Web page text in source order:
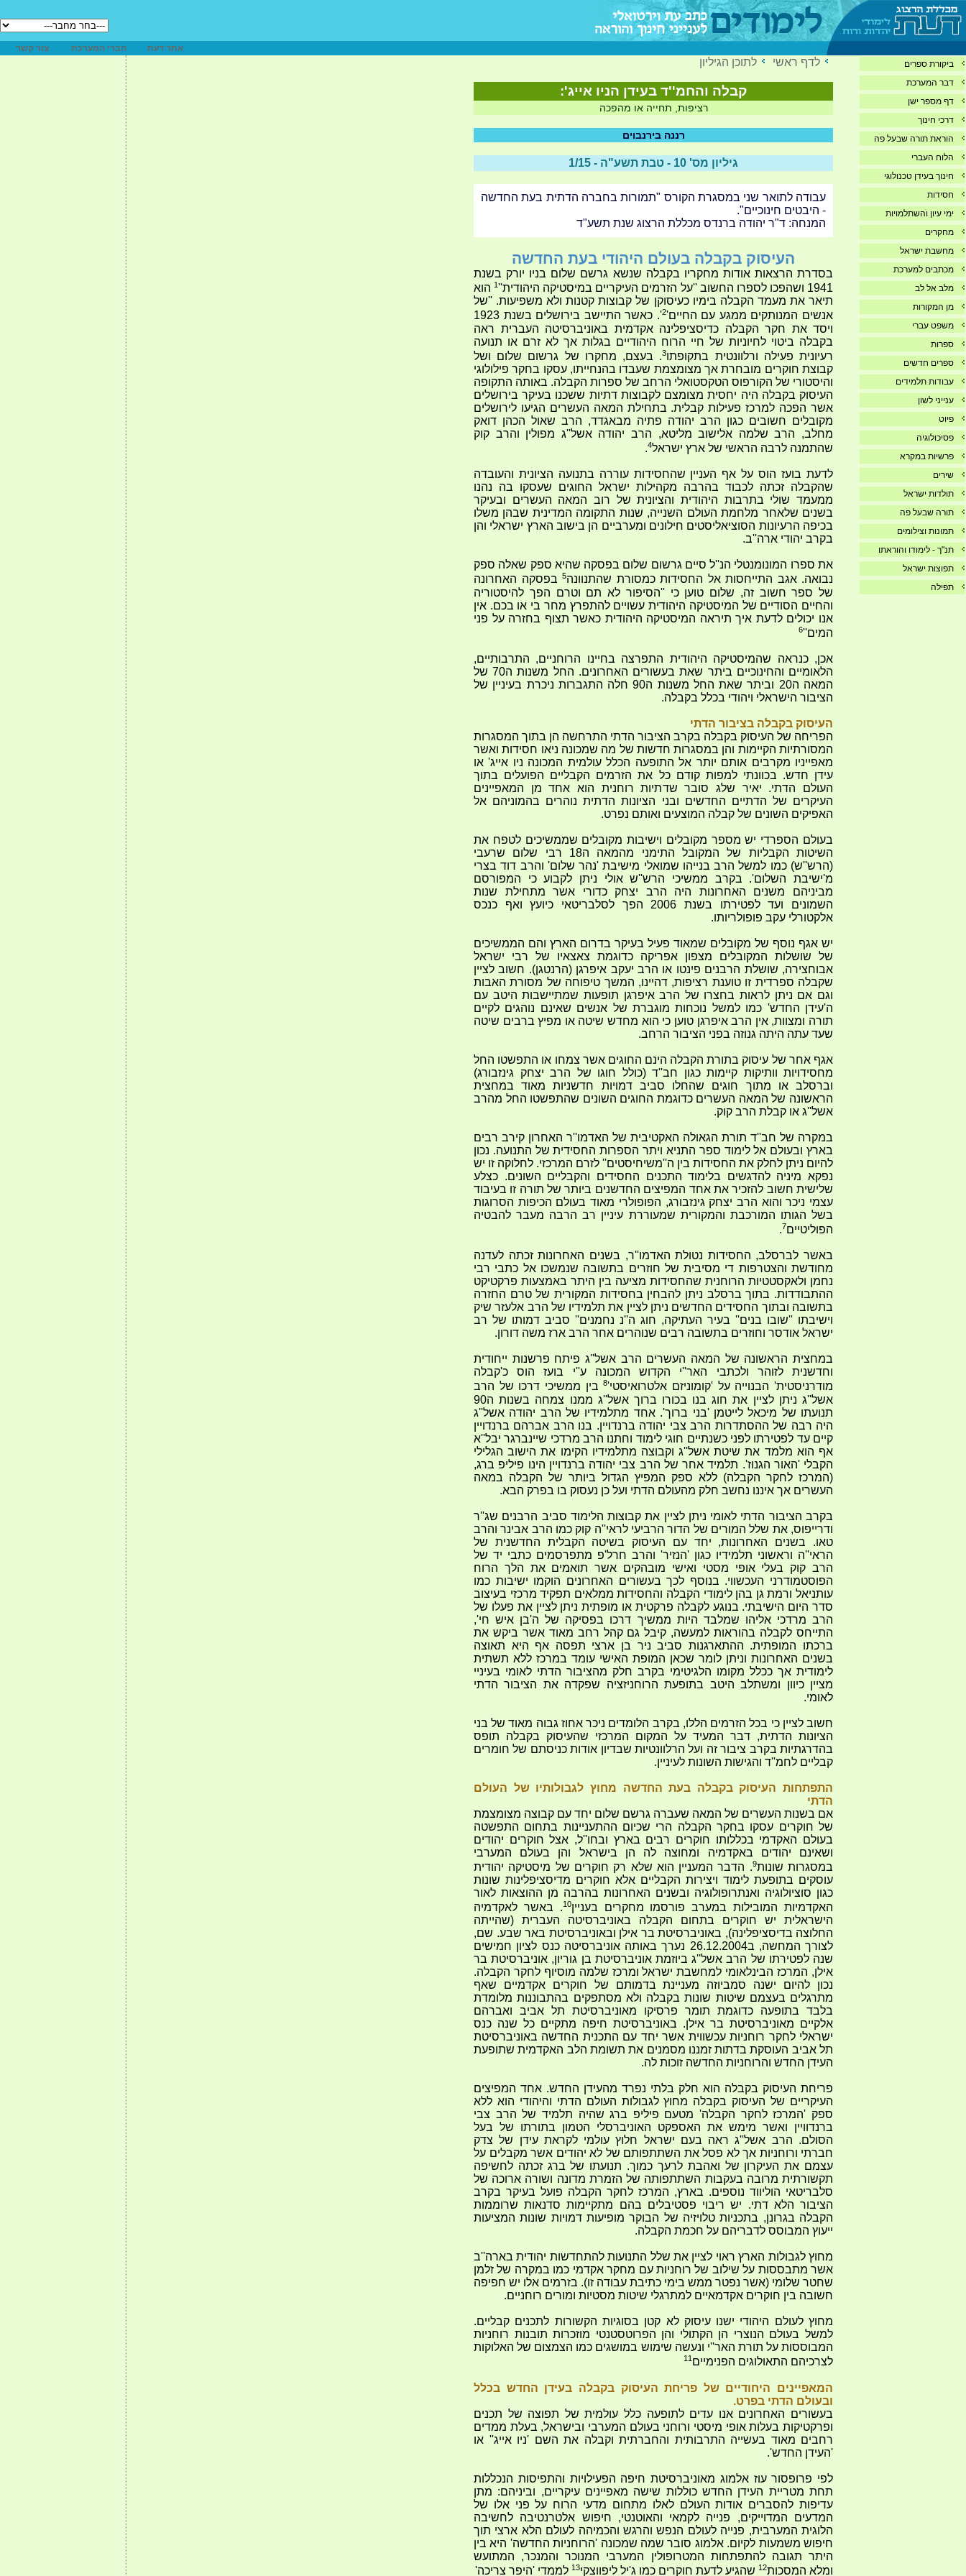
אתר דעת חברי המערכת
צור קשר
ביקורת ספרים
דבר המערכת
דף מספר ישן
דרכי חינוך
הוראת תורה שבעל פה
הלוח העברי
חינוך בעידן טכנולוגי
חסידות
ימי עיון והשתלמויות
מחקרים
מחשבת ישראל
מכתבים למערכת
מלב אל לב
מן המקורות
משפט עברי
ספרות
ספרים חדשים
עבודות תלמידים
ענייני לשון
פיוט
פסיכולוגיה
פרשיות במקרא
שירים
תולדות ישראל
תורה שבעל פה
תמונות וצילומים
תנ"ך - לימודו והוראתו
תפוצות ישראל
תפילה
לדף ראשי לתוכן הגיליון
קבלה והחמ''ד בעידן הניו אייג':
רציפות, תחייה או מהפכה
רננה בירנבוים
גיליון מס' 10 - טבת תשע"ה - 1/15
עבודה לתואר שני במסגרת הקורס "תמורות בחברה הדתית בעת החדשה
- היבטים חינוכיים".
המנחה: ד"ר יהודה ברנדס מכללת הרצוג שנת תשע"ד
העיסוק בקבלה בעולם היהודי בעת החדשה
בסדרת הרצאות אודות מחקריו בקבלה שנשא גרשם שלום בניו יורק בשנת
1941 ושהפכו לספרו החשוב ''על הזרמים העיקריים במיסטיקה היהודית''
1הוא
תיאר את מעמד הקבלה בימיו כעיסוקן של קבוצות קטנות ולא משפיעות. ''של
אנשים המנותקים ממגע עם החיים'2
'. כאשר התיישב בירושלים בשנת 1923
ויסד את חקר הקבלה כדיסציפלינה אקדמית באוניברסיטה העברית ראה
בקבלה ביטוי לחיוניות של חיי הרוח היהודיים בגלות אך לא זרם או תנועה
רעיונית פעילה ורלוונטית בתקופתו3. בעצם, מחקרו של גרשום שלום ושל
קבוצת חוקרים מובחרת אך מצומצמת שעבדו בהנחייתו, עסקו בחקר פילולוגי
והיסטורי של הקורפוס הטקסטואלי הרחב של ספרות הקבלה. באותה התקופה
העיסוק בקבלה היה יחסית מצומצם לקבוצות דתיות ששכנו בעיקר בירושלים
אשר הפכה למרכז פעילות קבלית. בתחילת המאה העשרים הגיעו לירושלים
מקובלים חשובים כגון הרב יהודה פתיה מבאגדד, הרב שאול הכהן דואק
מחלב, הרב שלמה אלישוב מליטא, הרב יהודה אשל''ג מפולין והרב קוק
שהתמנה לרבה הראשי של ארץ ישראל4
.
לדעת בועז הוס על אף העניין שהחסידות עוררה בתנועה הציונית והעובדה
שהקבלה זכתה לכבוד בהרבה מקהילות ישראל החוגים שעסקו בה נהנו
ממעמד שולי בתרבות היהודית והציונית של רוב המאה העשרים ובעיקר
בשנים שלאחר מלחמת העולם השנייה, שנות התקומה המדינית שבהן משלו
בכיפה הרעיונות הסוציאליסטים חילונים ומערביים הן בישוב הארץ ישראלי והן
בקרב יהודי ארה''ב.
את ספרו המונומנטלי הנ''ל סיים גרשום שלום בפסקה שהיא ספק שאלה ספק
נבואה. אגב התייחסות אל החסידות כמסורת שהתנוונה5 בפסקה האחרונה
של ספר חשוב זה, שלום טוען כי ''הסיפור לא תם וטרם הפך להיסטוריה
והחיים הסודיים של המיסטיקה היהודית עשויים להתפרץ מחר בי או בכם. אין
אנו יכולים לדעת איך תיראה המיסטיקה היהודית כאשר תצוף בחזרה על פני
המים''6
אכן, כנראה שהמיסטיקה היהודית התפרצה בחיינו הרוחניים, התרבותיים,
הלאומיים והחינוכיים ביתר שאת בעשורים האחרונים. החל משנות ה70 של
המאה ה20 וביתר שאת החל משנות ה90 חלה התגברות ניכרת בעיניין של
הציבור הישראלי ויהודי בכלל בקבלה.
העיסוק בקבלה בציבור הדתי
הפריחה של העיסוק בקבלה בקרב הציבור הדתי התרחשה הן בתוך המסגרות
המסורתיות הקיימות והן במסגרות חדשות של מה שמכונה ניאו חסידות ואשר
מאפייניו מקרבים אותם יותר אל התופעה הכלל עולמית המכונה ניו אייג' או
עידן חדש. בכוונתי למפות קודם כל את הזרמים הקבליים הפועלים בתוך
העולם הדתי. יאיר שלג סובר שדתיות רוחנית הוא אחד מן המאפיינים
העיקרים של הדתיים החדשים ובני הציונות הדתית נוהרים בהמוניהם אל
האפיקים השונים של קבלה המוצעים ואותם נפרט.
בעולם הספרדי יש מספר מקובלים וישיבות מקובלים שממשיכים לטפח את
השיטות הקבליות של המקובל התימני מהמאה ה18 רבי שלום שרעבי
(הרש''ש) כמו למשל הרב בנייהו שמואלי מישיבת 'נהר שלום' והרב דוד בצרי
מ'ישיבת השלום'. בקרב ממשיכי הרש''ש אולי ניתן לקבוע כי המפורסם
מביניהם משנים האחרונות היה הרב יצחק כדורי אשר מתחילת שנות
השמונים ועד לפטירתו בשנת 2006 הפך לסלבריטאי כיועץ ואף כנכס
אלקטורלי עקב פופולריותו.
יש אגף נוסף של מקובלים שמאוד פעיל בעיקר בדרום הארץ והם הממשיכים
של שושלות המקובלים מצפון אפריקה כדוגמת צאצאיו של רבי ישראל
אבוחצירה, שושלת הרבנים פינטו או הרב יעקב איפרגן (הרנטגן). חשוב לציין
שקבלה ספרדית זו טוענת רציפות, דהיינו, המשך טיפוחה של מסורת האבות
וגם אם ניתן לראות בחצרו של הרב איפרגן תופעות שמתיישבות היטב עם
ה'עידן החדש' כמו למשל נוכחות מוגברת של אנשים שאינם נוהגים לקיים
תורה ומצוות, אין הרב איפרגן טוען כי הוא מחדש שיטה או מפיץ ברבים שיטה
שעד עתה היתה גנוזה בפני הציבור הרחב.
אגף אחר של עיסוק בתורת הקבלה הינם החוגים אשר צמחו או התפשטו החל
מחסידויות וותיקות קיימות כגון חב''ד (כולל חוגו של הרב יצחק גינזבורג)
וברסלב או מתוך חוגים שהחלו סביב דמויות חדשניות מאוד במחצית
הראשונה של המאה העשרים כדוגמת החוגים השונים שהתפשטו החל מהרב
אשל''ג או קבלת הרב קוק.
במקרה של חב''ד תורת הגאולה האקטיבית של האדמו''ר האחרון קירב רבים
בארץ ובעולם אל לימוד ספר התניא ויתר הספרות החסידית של התנועה. נכון
להיום ניתן לחלק את החסידות בין ה''משיחיסטים'' לזרם המרכזי. לחלוקה זו יש
נפקא מיניה להדגשים בלימוד התכנים החסידים והקבליים השונים. כצלע
שלישית חשוב להזכיר את אחד המפיצים החדשנים ביותר של תורה זו בעיבוד
עצמי ניכר והוא הרב יצחק גינזבורג, הפופולרי מאוד בעולם הכיפות הסרוגות
בשל הגותו המורכבת והמקורית שמעוררת עיניין רב הרבה מעבר להבטיה
הפוליטיים7
.
באשר לברסלב, החסידות נטולת האדמו''ר, בשנים האחרונות זכתה לעדנה
מחודשת והצטרפות די מסיבית של חוזרים בתשובה שנמשכו אל כתבי רבי
נחמן ולאקסטטיות הרוחנית שהחסידות מציעה בין היתר באמצעות פרקטיקט
ההתבודדות. בתוך ברסלב ניתן להבחין בחסידות המקורית של טרם החזרה
בתשובה ובתוך החסידים החדשים ניתן לציין את תלמידיו של הרב אלעזר שיק
וישיבתו ''שובו בנים'' בעיר העתיקה, חוג ה''נ נחמנים'' סביב דמותו של רב
ישראל אודסר וחוזרים בתשובה רבים שנוהרים אחר הרב ארז משה דורון.
במחצית הראשונה של המאה העשרים הרב אשל''ג פיתח פרשנות ייחודית
וחדשנית לזוהר ולכתבי האר''י הקדוש המכונה ע''י בועז הוס כ'קבלה
מודרניסטית' הבנוייה על 'קומוניזם אלטרואיסטי'8בין ממשיכי דרכו של הרב
אשל''ג ניתן לציין את חוג בנו בכורו ברוך אשל''ג ממנו צמחה בשנות ה90
תנועתו של מיכאל לייטמן 'בני ברוך'. אחד מתלמידיו של הרב יהודה אשל''ג
היה רבה של ההסתדרות הרב צבי יהודה ברנדויין. בנו הרב אברהם ברנדויין
קיים עד לפטירתו לפני כשנתיים חוגי לימוד וחתנו הרב מרדכי שיינברגר יבל''א
אף הוא מלמד את שיטת אשל''ג וקבוצה מתלמידיו הקימו את הישוב הגלילי
הקבלי 'האור הגנוז'. תלמיד אחר של הרב צבי יהודה ברנדויין הינו פיליפ ברג,
(המרכז לחקר הקבלה) ללא ספק המפיץ הגדול ביותר של הקבלה במאה
העשרים אך איננו נחשב חלק מהעולם הדתי ועל כן נעסוק בו בפרק הבא.
בקרב הציבור הדתי לאומי ניתן לציין את קבוצות הלימוד סביב הרבנים שג''ר
ודרייפוס, את שלל המורים של הדור הרביעי לראי''ה קוק כמו הרב אבינר והרב
טאו. בשנים האחרונות, יחד עם העיסוק בשיטה הקבלית החדשנית של
הראי''ה וראשוני תלמידיו כגון 'הנזיר' והרב חרל'פ מתפרסמים כתבי יד של
הרב קוק בעלי אופי מסטי ואישי מובהקים אשר תואמים את הלך הרוח
הפוסטמודרני העכשווי. בנוסף לכך בעשורים האחרונים הוקמו ישיבות כמו
עותניאל ורמת גן בהן לימודי הקבלה והחסידות ממלאים תפקיד מרכזי בעיצוב
סדר היום הישיבתי. בנוגע לקבלה פרקטית או מופתית ניתן לציין את פעלו של
הרב מרדכי אליהו שמלבד היות ממשיך דרכו בפסיקה של ה'בן איש חי',
התייחס לקבלה בהוראות למעשה, קיבל גם קהל רחב מאוד אשר ביקש את
ברכתו המופתית. ההתארגנות סביב ניר בן ארצי תפסה אף היא תאוצה
בשנים האחרונות וניתן לומר שכאן המופת האישי עומד במרכז ללא תשתית
לימודית אך ככלל מקומו הלגיטימי בקרב חלק מהציבור הדתי לאומי בעיניי
מציין כיוון ומשתלב היטב בתופעת הרוחניזציה שפקדה את הציבור הדתי
לאומי.
חשוב לציין כי בכל הזרמים הללו, בקרב הלומדים ניכר אחוז גבוה מאוד של בני
הציונות הדתית, דבר המעיד על המקום המרכזי שהעיסוק בקבלה תופס
בהדרגתיות בקרב ציבור זה ועל הרלוונטיות שבדיון אודות כניסתם של חומרים
קבליים לחמ''ד והגישות השונות לעיניין.
התפתחות העיסוק בקבלה בעת החדשה מחוץ לגבולותיו של העולם
הדתי
אם בשנות העשרים של המאה שעברה גרשם שלום יחד עם קבוצה מצומצמת
של חוקרים עסקו בחקר הקבלה הרי שכיום ההתעניינות בתחום התפשטה
בעולם האקדמי בכללותו חוקרים רבים בארץ ובחו''ל, אצל חוקרים יהודים
ושאינם יהודים באקדמיה ומחוצה לה הן בישראל והן בעולם המערבי
במסגרות שונות9. הדבר המעניין הוא שלא רק חוקרים של מיסטיקה יהודית
עוסקים בתופעת לימוד ויצירות הקבליים אלא חוקרים מדיסציפלינות שונות
כגון סוציולוגיה ואנתרופולוגיה ובשנים האחרונות בהרבה מן ההוצאות לאור
האקדמיות המובילות במערב פורסמו מחקרים בעניין10. באשר לאקדמיה
הישראלית יש חוקרים בתחום הקבלה באוניברסיטה העברית (שהייתה
החלוצה בדיסציפלינה), באוניברסיטת בר אילן ובאוניברסיטת באר שבע. שם,
לצורך המחשה, ב26.12.2004 נערך באותה אוניברסיטה כנס לציון חמישים
שנה לפטירתו של הרב אשל''ג ביוזמת אוניברסיטת בן גוריון, אוניברסיטת בר
אילן, המרכז הבינלאומי למחשבת ישראל ומרכז שלמה מוסיוף לחקר הקבלה.
נכון להיום ישנה סמביוזה מעניינת בדמותם של חוקרים אקדמיים שאף
מתרגלים בעצמם שיטות שונות בקבלה ולא מסתפקים בהתבוננות מלומדת
בלבד בתופעה כדוגמת תומר פרסיקו מאוניברסיטת תל אביב ואברהם
אלקיים מאוניברסיטת בר אילן. באוניברסיטת חיפה מתקיים כל שנה כנס
ישראלי לחקר רוחניות עכשווית אשר יחד עם התכנית החדשה באוניברסיטת
תל אביב העוסקת בדתות זמננו מסמנים את תשומת הלב האקדמית שתופעת
העידן החדש והרוחניות החדשה זוכות לה.
פריחת העיסוק בקבלה הוא חלק בלתי נפרד מהעידן החדש. אחד המפיצים
העיקריים של העיסוק בקבלה מחוץ לגבולות העולם הדתי והיהודי הוא ללא
ספק 'המרכז לחקר הקבלה' מטעם פיליפ ברג שהיה תלמיד של הרב צבי
ברנדוויין ואשר מימש את האספקט האוניברסלי הטמון בתורתו של בעל
הסולם. הרב אשל''ג ראה בעם ישראל חלוץ עולמי לקראת עידן של צדק
חברתי ורוחניות אך לא פסל את השתתפותם של לא יהודים אשר מקבלים על
עצמם את העיקרון של ואהבת לרעך כמוך. תנועתו של ברג זכתה לחשיפה
תקשורתית מרובה בעקבות השתתפותה של הזמרת מדונה ושורה ארוכה של
סלבריטאי הוליווד נוספים. בארץ, המרכז לחקר הקבלה פועל בעיקר בקרב
הציבור הלא דתי. יש ריבוי פסטיבלים בהם מתקיימות סדנאות שרוממות
הקבלה בגרונן, בתכניות טלויזיה של הבוקר מופיעות דמויות שונות המציעות
ייעוץ המבוסס לדבריהם על חכמת הקבלה.
מחוץ לגבולות הארץ ראוי לציין את שלל התנועות להתחדשות יהודית בארה''ב
אשר מתבססות על שילוב של רוחניות עם מחקר אקדמי כמו במקרה של זלמן
שחטר שלומי (אשר נפטר ממש בימי כתיבת עבודה זו). בזרמים אלו יש חפיפה
חשובה בין חוקרים אקדמאיים למתרגלי שיטות מסטיות ומורים רוחניים.
מחוץ לעולם היהודי ישנו עיסוק לא קטן בסוגיות הקשורות לתכנים קבליים.
למשל בעולם הנוצרי הן הקתולי והן הפרוטסטנטי מוזכרות תובנות רוחניות
המבוססות על תורת האר''י ונעשה שימוש במושגים כמו הצמצום של האלוקות
לצרכיהם התאולוגים הפנימיים 11
המאפיינים היחודיים של פריחת העיסוק בקבלה בעידן החדש בכלל
ובעולם הדתי בפרט.
בעשורים האחרונים אנו עדים לתופעה כלל עולמית של תפוצה של תכנים
ופרקטיקות בעלות אופי מיסטי ורוחני בעולם המערבי ובישראל, בעלת ממדים
רחבים מאוד בעשייה התרבותית והחברתית וקבלה את השם 'ניו אייג'' או
'העידן החדש'.
לפי פרופסור עוז אלמוג מאוניברסיטת חיפה הפעילויות והתפיסות הנכללות
תחת מטריית העידן החדש כוללות שישה מאפיינים עיקריים, וביניהם: מתן
עדיפות להסברים אודות העולם לאלו מתחום מדעי הרוח על פני אלו של
המדעים המדוייקים, פנייה לקמאי והאוטנטי, חיפוש אלטרנטיבה לחשיבה
הלוגית המערבית, פנייה לעולם הנפש והרגש והכמיהה לעולם הלא ארצי תוך
חיפוש משמעות לקיום. אלמוג סובר שמה שמכונה 'הרוחניות החדשה' היא בין
היתר תגובה להתפתחות המטרופולין המערבי המנוכר והמנכר, המתועש
ומלא המסכות12 שהגיע לדעת חוקרים כמו ג'יל ליפווצקי13 לממדי 'היפר צריכה'